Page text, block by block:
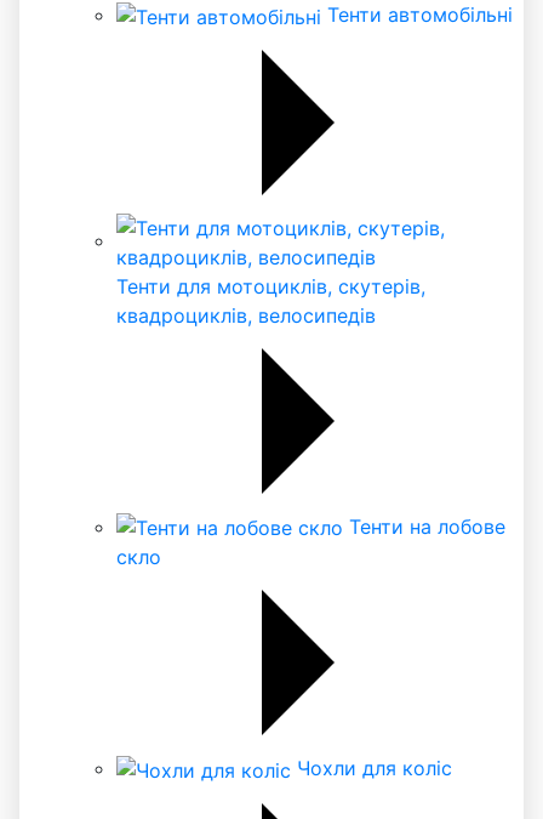
Тенти автомобільні
Тенти для мотоциклів, скутерів,
квадроциклів, велосипедів
Тенти на лобове
скло
Чохли для коліс